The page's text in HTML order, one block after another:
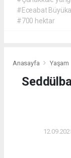
#Eceabat
#700 hektar
Anasayfa Yaşam